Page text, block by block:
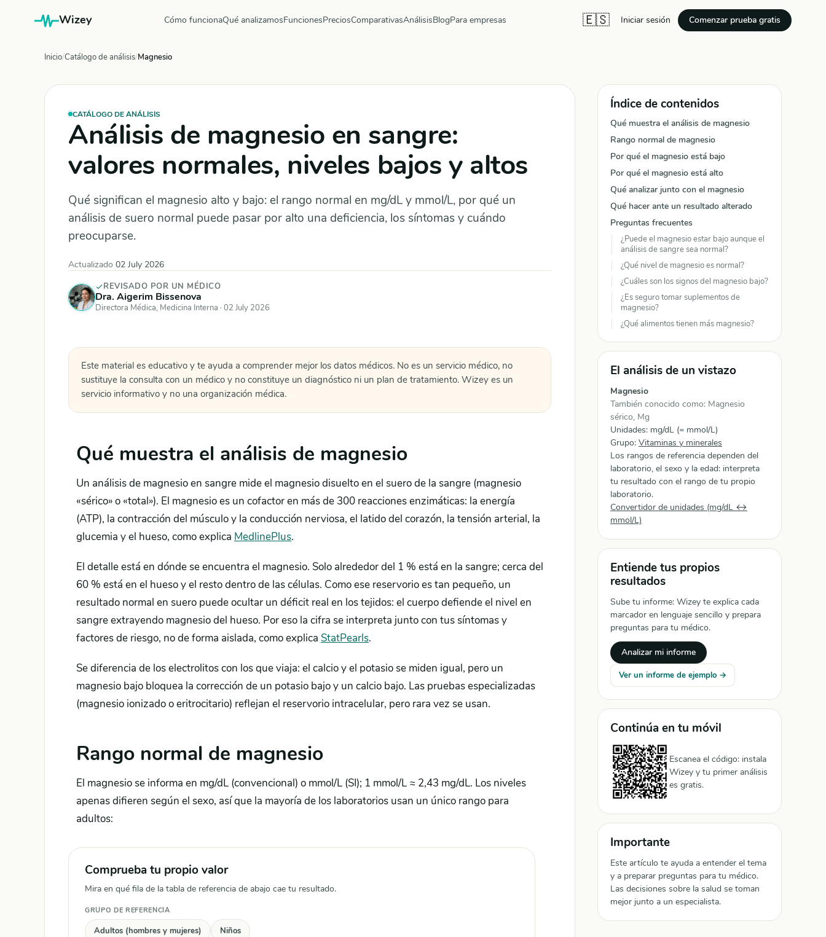
Wizey Cómo funcionaQué analizamosFuncionesPreciosComparativasAnálisisBlogPara empresas 🇪🇸 Iniciar sesión Comenzar prueba gratis
Inicio Catálogo de análisis Magnesio
CATÁLOGO DE ANÁLISIS
Análisis de magnesio en sangre:
valores normales, niveles bajos y altos
Qué significan el magnesio alto y bajo: el rango normal en mg/dL y mmol/L, por qué un
análisis de suero normal puede pasar por alto una deficiencia, los síntomas y cuándo
preocuparse.
Actualizado 02 July 2026
REVISADO POR UN MÉDICO
Dra. Aigerim Bissenova
Directora Médica, Medicina Interna · 02 July 2026
Este material es educativo y te ayuda a comprender mejor los datos médicos. No es un servicio médico, no
sustituye la consulta con un médico y no constituye un diagnóstico ni un plan de tratamiento. Wizey es un
servicio informativo y no una organización médica.
Qué muestra el análisis de magnesio
Un análisis de magnesio en sangre mide el magnesio disuelto en el suero de la sangre (magnesio
«sérico» o «total»). El magnesio es un cofactor en más de 300 reacciones enzimáticas: la energía
(ATP), la contracción del músculo y la conducción nerviosa, el latido del corazón, la tensión arterial, la
glucemia y el hueso, como explica MedlinePlus.
El detalle está en dónde se encuentra el magnesio. Solo alrededor del 1 % está en la sangre; cerca del
60 % está en el hueso y el resto dentro de las células. Como ese reservorio es tan pequeño, un
resultado normal en suero puede ocultar un déficit real en los tejidos: el cuerpo defiende el nivel en
sangre extrayendo magnesio del hueso. Por eso la cifra se interpreta junto con tus síntomas y
factores de riesgo, no de forma aislada, como explica StatPearls.
Se diferencia de los electrolitos con los que viaja: el calcio y el potasio se miden igual, pero un
magnesio bajo bloquea la corrección de un potasio bajo y un calcio bajo. Las pruebas especializadas
(magnesio ionizado o eritrocitario) reflejan el reservorio intracelular, pero rara vez se usan.
Rango normal de magnesio
El magnesio se informa en mg/dL (convencional) o mmol/L (SI); 1 mmol/L ≈ 2,43 mg/dL. Los niveles
apenas difieren según el sexo, así que la mayoría de los laboratorios usan un único rango para
adultos:
Comprueba tu propio valor
Mira en qué fila de la tabla de referencia de abajo cae tu resultado.
GRUPO DE REFERENCIA
Adultos (hombres y mujeres) Niños
Índice de contenidos
Qué muestra el análisis de magnesio
Rango normal de magnesio
Por qué el magnesio está bajo
Por qué el magnesio está alto
Qué analizar junto con el magnesio
Qué hacer ante un resultado alterado
Preguntas frecuentes
¿Puede el magnesio estar bajo aunque el
análisis de sangre sea normal?
¿Qué nivel de magnesio es normal?
¿Cuáles son los signos del magnesio bajo?
¿Es seguro tomar suplementos de
magnesio?
¿Qué alimentos tienen más magnesio?
El análisis de un vistazo
Magnesio
También conocido como: Magnesio
sérico, Mg
Unidades: mg/dL (= mmol/L)
Grupo: Vitaminas y minerales
Los rangos de referencia dependen del
laboratorio, el sexo y la edad: interpreta
tu resultado con el rango de tu propio
laboratorio.
Convertidor de unidades (mg/dL ↔
mmol/L)
Entiende tus propios
resultados
Sube tu informe: Wizey te explica cada
marcador en lenguaje sencillo y prepara
preguntas para tu médico.
Analizar mi informe
Ver un informe de ejemplo →
Continúa en tu móvil
Escanea el código: instala
Wizey y tu primer análisis
es gratis.
Importante
Este artículo te ayuda a entender el tema
y a preparar preguntas para tu médico.
Las decisiones sobre la salud se toman
mejor junto a un especialista.